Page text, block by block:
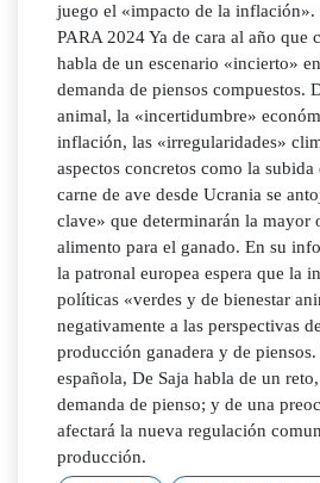
juego el «impacto de la inflación».
PARA 2024 Ya de cara al año que
habla de un escenario «incierto»
demanda de piensos compuestos.
animal, la «incertidumbre»
inflación, las «irregularidades»
aspectos concretos como la
carne de ave desde Ucrania se
clave» que determinarán la mayor
alimento para el ganado. En su
la patronal europea espera que la
políticas «verdes y de bienestar
negativamente a las perspectivas
producción ganadera y de
española, De Saja habla de un
demanda de pienso; y de una
afectará la nueva regulación
producción.